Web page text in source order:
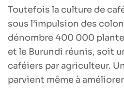
Toutefois la culture de
sous l’impulsion des
dénombre 400 000
et le Burundi réunis, soit
caféiers par agriculteur.
parvient même à